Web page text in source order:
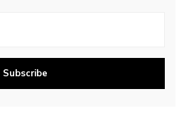
Subscribe